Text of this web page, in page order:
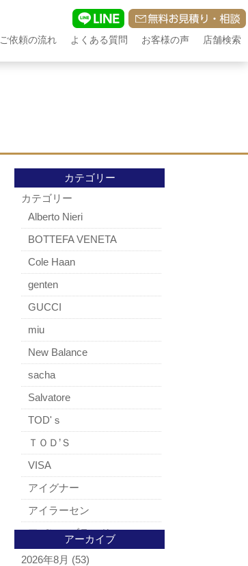
ご依頼の流れ よくある質問 お客様の声 店舗検索
カテゴリー
カテゴリー
Alberto Nieri
BOTTEFA VENETA
Cole Haan
genten
GUCCI
miu
New Balance
sacha
Salvatore
TOD'ｓ
ＴＯＤ’Ｓ
VISA
アイグナー
アイラーセン
アパレルブランド
BALLY
アーカイブ
2026年8月 (53)